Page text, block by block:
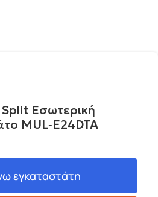
Εσωτερική
MUL‐E24DTA
εγκαταστάτη